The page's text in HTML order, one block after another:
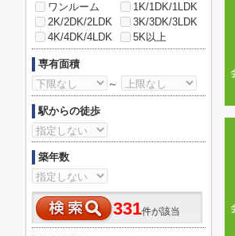
ワンルーム
1K/1DK/1LDK
2K/2DK/2LDK
3K/3DK/3LDK
4K/4DK/4LDK
5K以上
専有面積
～
駅からの徒歩
築年数
331件が該当